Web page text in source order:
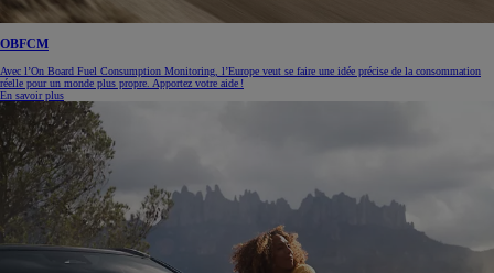
OBFCM
Avec l’On Board Fuel Consumption Monitoring, l’Europe veut se faire une idée précise de la consommation
réelle pour un monde plus propre. Apportez votre aide !
En savoir plus